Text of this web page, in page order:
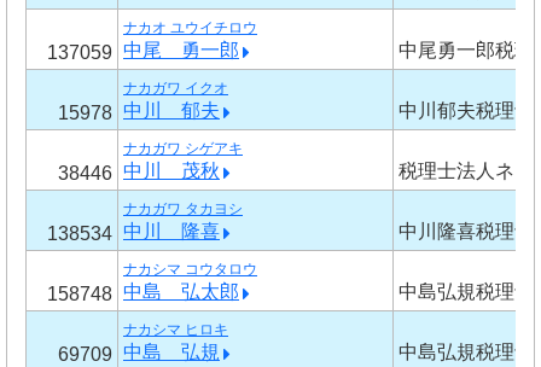
137059
ナカオ ユウイチロウ
中尾 勇一郎 中尾勇一郎税理
15978
ナカガワ イクオ
中川 郁夫 中川郁夫税理士
38446
ナカガワ シゲアキ
中川 茂秋 税理士法人ネ
138534
ナカガワ タカヨシ
中川 隆喜 中川隆喜税理士
158748
ナカシマ コウタロウ
中島 弘太郎 中島弘規税理士
69709
ナカシマ ヒロキ
中島 弘規 中島弘規税理士